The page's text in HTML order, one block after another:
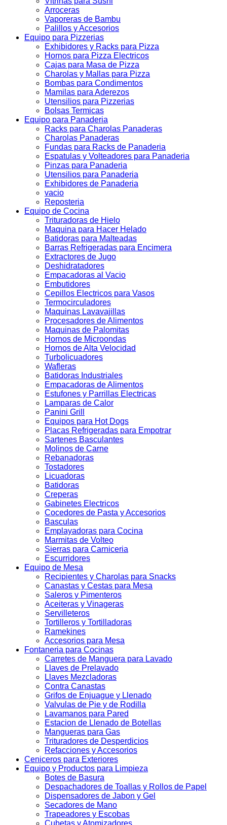
Arroceras
Vaporeras de Bambu
Palillos y Accesorios
Equipo para Pizzerias
Exhibidores y Racks para Pizza
Hornos para Pizza Electricos
Cajas para Masa de Pizza
Charolas y Mallas para Pizza
Bombas para Condimentos
Mamilas para Aderezos
Utensilios para Pizzerias
Bolsas Termicas
Equipo para Panaderia
Racks para Charolas Panaderas
Charolas Panaderas
Fundas para Racks de Panaderia
Espatulas y Volteadores para Panaderia
Pinzas para Panaderia
Utensilios para Panaderia
Exhibidores de Panaderia
vacio
Reposteria
Equipo de Cocina
Trituradoras de Hielo
Maquina para Hacer Helado
Batidoras para Malteadas
Barras Refrigeradas para Encimera
Extractores de Jugo
Deshidratadores
Empacadoras al Vacio
Embutidores
Cepillos Electricos para Vasos
Termocirculadores
Maquinas Lavavajillas
Procesadores de Alimentos
Maquinas de Palomitas
Hornos de Microondas
Hornos de Alta Velocidad
Turbolicuadores
Wafleras
Batidoras Industriales
Empacadoras de Alimentos
Estufones y Parrillas Electricas
Lamparas de Calor
Panini Grill
Equipos para Hot Dogs
Placas Refrigeradas para Empotrar
Sartenes Basculantes
Molinos de Carne
Rebanadoras
Tostadores
Licuadoras
Batidoras
Creperas
Gabinetes Electricos
Cocedores de Pasta y Accesorios
Basculas
Emplayadoras para Cocina
Marmitas de Volteo
Sierras para Carniceria
Escurridores
Equipo de Mesa
Recipientes y Charolas para Snacks
Canastas y Cestas para Mesa
Saleros y Pimenteros
Aceiteras y Vinageras
Servilleteros
Tortilleros y Tortilladoras
Ramekines
Accesorios para Mesa
Fontaneria para Cocinas
Carretes de Manguera para Lavado
Llaves de Prelavado
Llaves Mezcladoras
Contra Canastas
Grifos de Enjuague y Llenado
Valvulas de Pie y de Rodilla
Lavamanos para Pared
Estacion de Llenado de Botellas
Mangueras para Gas
Trituradores de Desperdicios
Refacciones y Accesorios
Ceniceros para Exteriores
Equipo y Productos para Limpieza
Botes de Basura
Despachadores de Toallas y Rollos de Papel
Dispensadores de Jabon y Gel
Secadores de Mano
Trapeadores y Escobas
Cubetas y Atomizadores